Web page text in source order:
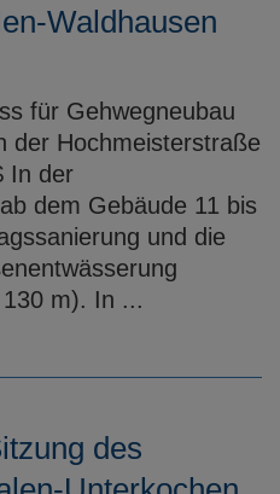
Waldhausen
für Gehwegneubau
der Hochmeisterstraße
In der
dem Gebäude 11 bis
und die
m). In ...
des